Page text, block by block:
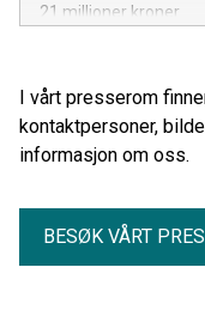
21 millioner kroner.
I vårt presserom
kontaktpersoner,
informasjon om oss.
BESØK VÅRT